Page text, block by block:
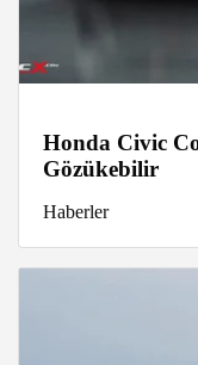
Honda Civic
Gözükebilir
Haberler